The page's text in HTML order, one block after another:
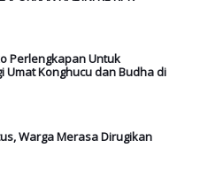
Perlengkapan Untuk
Umat Konghucu dan Budha di
Warga Merasa Dirugikan